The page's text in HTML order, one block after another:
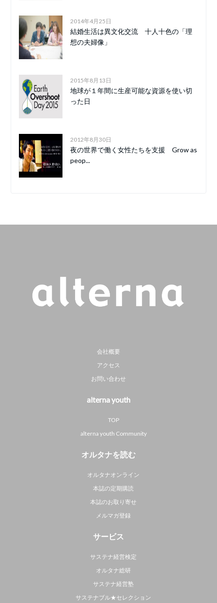
2014年4月25日
結婚生活は異文化交流 十人十色の「理
想の夫婦像」
2015年8月13日
地球が１年間に生産可能な資源を使い切
った日
2012年8月30日
夜の世界で働く女性たちを支援 Grow as
peop...
会社概要
アクセス
お問い合わせ
alterna youth
TOP
alterna youth Community
オルタナを読む
オルタナオンライン
本誌の定期購読
本誌のお取り寄せ
メルマガ登録
サービス
サステナ経営検定
オルタナ総研
サステナ経営塾
サステナブル★セレクション